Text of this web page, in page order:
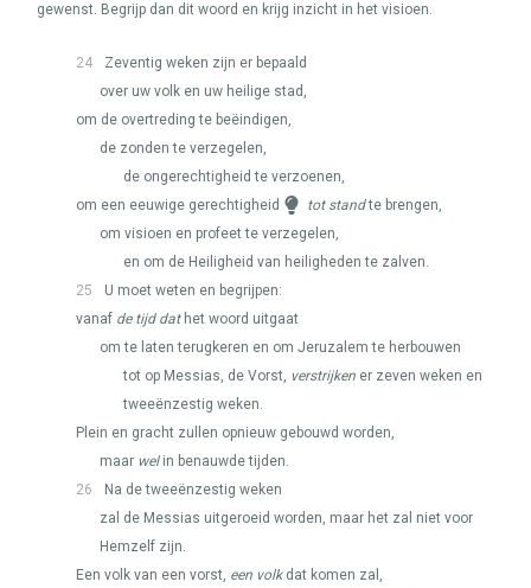
gewenst. Begrijp dan dit woord en krijg inzicht in het visioen.
24
Zeventig weken zijn er bepaald
over uw volk en uw heilige stad,
om de overtreding te beëindigen,
de zonden te verzegelen,
de ongerechtigheid te verzoenen,
om een eeuwige gerechtigheid
tot standte brengen,
om visioen en profeet te verzegelen,
en om de Heiligheid van heiligheden te zalven.
25
U moet weten en begrijpen:
vanaf de tijd dathet woord uitgaat
om te laten terugkeren en om Jeruzalem te herbouwen
tot op Messias, de Vorst, verstrijken er zeven weken en
tweeënzestig weken.
Plein en gracht zullen opnieuw gebouwd worden,
maar welin benauwde tijden.
26
Na de tweeënzestig weken
zal de Messias uitgeroeid worden, maar het zal niet voor
Hemzelf zijn.
Een volk van een vorst, een volkdat komen zal,